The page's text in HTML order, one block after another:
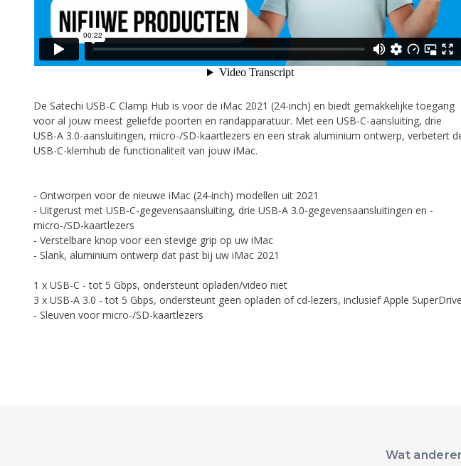
De Satechi USB-C Clamp Hub is voor de iMac 2021 (24-inch) en biedt gemakkelijke toegang
voor al jouw meest geliefde poorten en randapparatuur. Met een USB-C-aansluiting, drie
USB-A 3.0-aansluitingen, micro-/SD-kaartlezers en een strak aluminium ontwerp, verbetert
USB-C-klemhub de functionaliteit van jouw iMac.
- Ontworpen voor de nieuwe iMac (24-inch) modellen uit 2021
- Uitgerust met USB-C-gegevensaansluiting, drie USB-A 3.0-gegevensaansluitingen en -
micro-/SD-kaartlezers
- Verstelbare knop voor een stevige grip op uw iMac
- Slank, aluminium ontwerp dat past bij uw iMac 2021
1 x USB-C - tot 5 Gbps, ondersteunt opladen/video niet
3 x USB-A 3.0 - tot 5 Gbps, ondersteunt geen opladen of cd-lezers, inclusief Apple SuperDrive
- Sleuven voor micro-/SD-kaartlezers
Wat